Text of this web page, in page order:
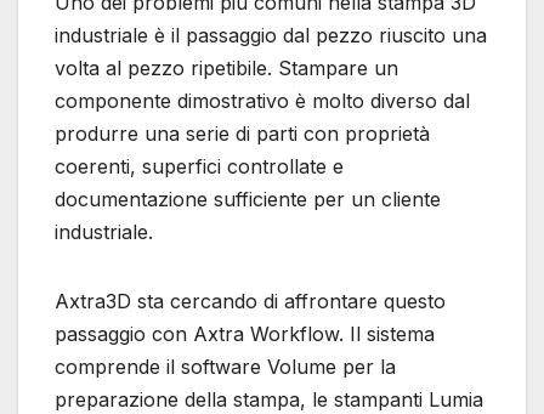
industriale è il passaggio dal pezzo riuscito una
volta al pezzo ripetibile. Stampare un
componente dimostrativo è molto diverso dal
produrre una serie di parti con proprietà
coerenti, superfici controllate e
documentazione sufficiente per un cliente
industriale.
Axtra3D sta cercando di affrontare questo
passaggio con Axtra Workflow. Il sistema
comprende il software Volume per la
preparazione della stampa, le stampanti Lumia